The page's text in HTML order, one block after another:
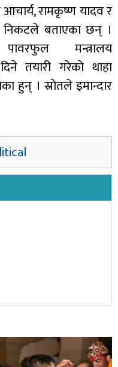
रामकृष्ण यादव र
निकटले बताएका छन् ।
मन्त्रालय
तयारी गरेकाे थाहा
हुन् । स्रोतले इमान्दार